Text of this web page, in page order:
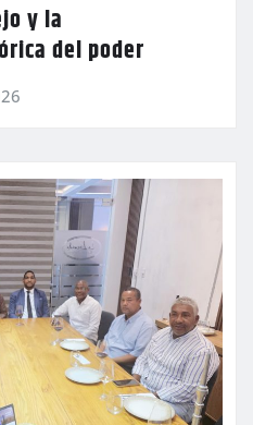
y la
del poder